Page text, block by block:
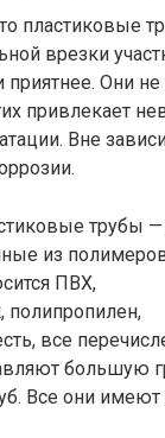
пластиковые
врезки
приятнее. Они
привлекает
Вне
трубы —
из
ПВХ,
полипропилен,
все
большую
Все они